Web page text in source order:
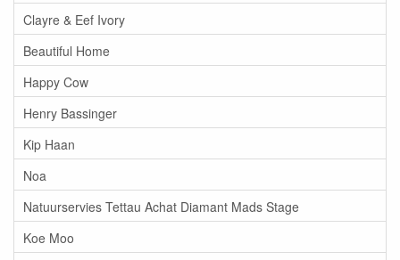
Clayre & Eef Ivory
Beautiful Home
Happy Cow
Henry Bassinger
Kip Haan
Noa
Natuurservies Tettau Achat Diamant Mads Stage
Koe Moo